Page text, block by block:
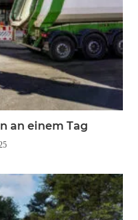
an einem Tag